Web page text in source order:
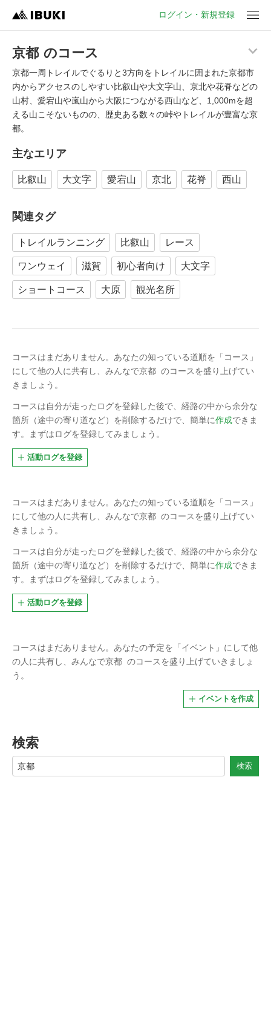
ログイン・新規登録
京都 のコース
メ
ー
京都一周トレイルでぐるりと3方向をトレイルに囲まれた京都市
内からアクセスのしやすい比叡山や大文字山、京北や花脊などの
山村、愛宕山や嵐山から大阪につながる西山など、1,000mを超
える山こそないものの、歴史ある数々の峠やトレイルが豊富な京
都。
主なエリア
比叡山 大文字 愛宕山 京北 花脊 西山
関連タグ
トレイルランニング 比叡山 レース
ワンウェイ 滋賀 初心者向け 大文字
ショートコース 大原 観光名所
コースはまだありません。 あなたの知っている道順を「コース」
にして他の人に共有し、みんなで京都 のコースを盛り上げてい
きましょう。
コースは自分が走ったログを登録した後で、経路の中から余分な
箇所（途中の寄り道など）を削除するだけで、簡単に作成できま
す。まずはログを登録してみましょう。
活動ログを登録
コースはまだありません。 あなたの知っている道順を「コース」
にして他の人に共有し、みんなで京都 のコースを盛り上げてい
きましょう。
コースは自分が走ったログを登録した後で、経路の中から余分な
箇所（途中の寄り道など）を削除するだけで、簡単に作成できま
す。まずはログを登録してみましょう。
活動ログを登録
コースはまだありません。 あなたの予定を「イベント」にして他
の人に共有し、みんなで京都 のコースを盛り上げていきましょ
う。
イベントを作成
検索
検索